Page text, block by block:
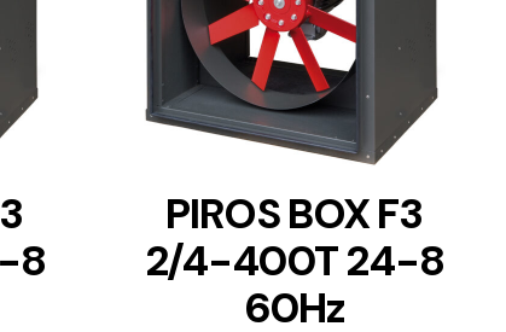
8
DETAILS
PIROS BOX F3
2/4-400T 24-8
60Hz